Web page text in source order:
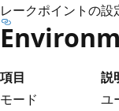
レークポイントの設
項目
説
モード
ユ